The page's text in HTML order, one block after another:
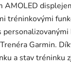
AMOLED
tréninkovými
personalizovanými
Garmin.
a stav tréninku